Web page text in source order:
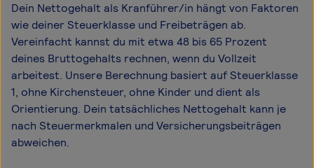
Dein Nettogehalt als Kranführer/in hängt von Faktoren
wie deiner Steuerklasse und Freibeträgen ab.
Vereinfacht kannst du mit etwa 48 bis 65 Prozent
deines Bruttogehalts rechnen, wenn du Vollzeit
arbeitest. Unsere Berechnung basiert auf Steuerklasse
1, ohne Kirchensteuer, ohne Kinder und dient als
Orientierung. Dein tatsächliches Nettogehalt kann je
nach Steuermerkmalen und Versicherungsbeiträgen
abweichen.